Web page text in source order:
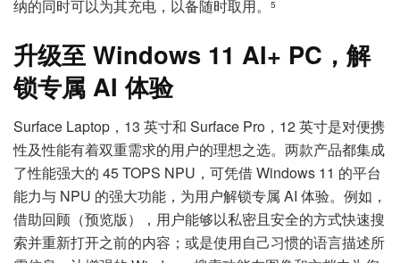
纳的同时可以为其充电，以备随时取用。 5
升级至 Windows 11 AI+ PC ，解
锁专属 AI体验
Surface Laptop，13 英寸和 Surface Pro，12 英寸是对便携
性及性能有着双重需求的用户的理想之选。两款产品都集成
了性能强大的 45 TOPS NPU，可凭借 Windows 11 的平台
能力与 NPU 的强大功能，为用户解锁专属 AI 体验。例如，
借助回顾（预览版），用户能够以私密且安全的方式快速搜
索并重新打开之前的内容；或是使用自己习惯的语言描述所